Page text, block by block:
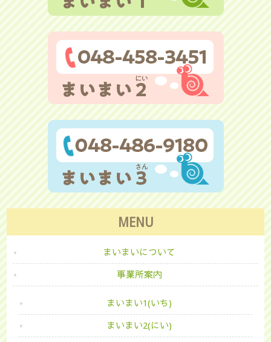
MENU
まいまいについて
事業所案内
まいまい1(いち)
まいまい2(にい)